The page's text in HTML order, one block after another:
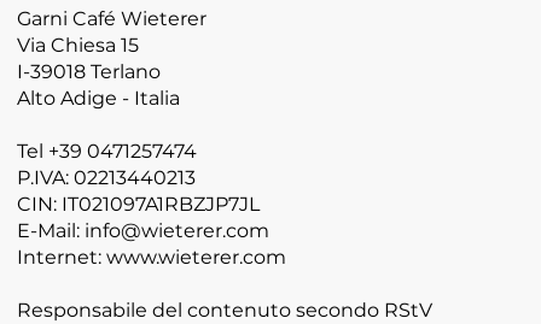
Garni Café Wieterer
Via Chiesa 15
I-39018 Terlano
Alto Adige - Italia
Tel +39 0471257474
P.IVA: 02213440213
CIN: IT021097A1RBZJP7JL
E-Mail: info@wieterer.com
Internet:www.wieterer.com
Responsabile del contenuto secondo RStV